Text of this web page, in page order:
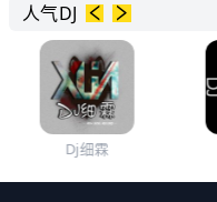
人气DJ
Dj细霖